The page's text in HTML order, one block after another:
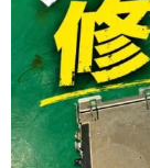
きました！ありがと
2026/05/15
松戸市よりお越しの
ありがとうございま
2026/05/15
柏市よりお越しのお
ました！ありがとう
2026/05/14
鎌ヶ谷市よりお越し